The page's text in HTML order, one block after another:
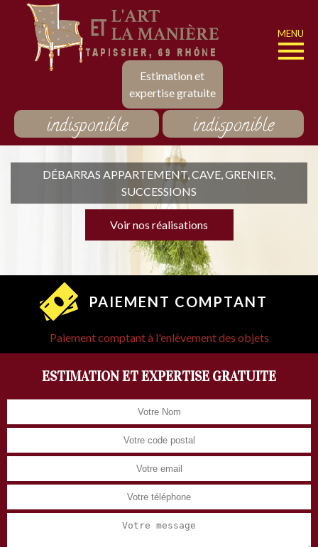
Estimation et
expertise gratuite
MENU
indisponible indisponible
DÉBARRAS APPARTEMENT, CAVE, GRENIER,
SUCCESSIONS
Voir nos réalisations
PAIEMENT COMPTANT
Paiement comptant à l'enlèvement des objets
ESTIMATION ET EXPERTISE GRATUITE